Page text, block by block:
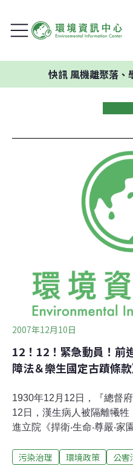
風機離聚落、學校
2007年12月10日
12！12！緊急動員！前
障法＆樂生國定古蹟條款
1930年12月12日，『總督
12日，漢生病人被隔離犧
進立院《捍衛‧生命‧尊嚴‧家
後戰役！呼喊正義‧星火燎
污染治理 環境政策 公害